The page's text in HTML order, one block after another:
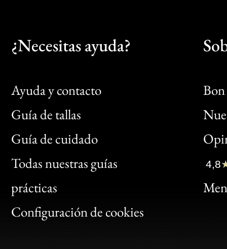
¿Necesitas ayuda?
Ayuda y contacto
Guía de tallas
Guía de cuidado
Todas nuestras guías
prácticas
Configuración de cookies
Bon
Clic
Bon
4,8